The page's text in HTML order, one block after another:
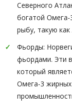
Северного
богатой
рыбу, такую
Фьорды:
фьордами. Эти
который
Омега-3